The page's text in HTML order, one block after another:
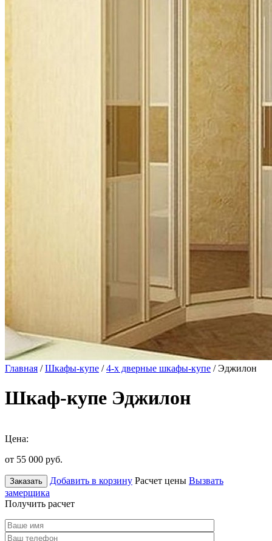
Главная /Шкафы-купе /4-х дверные шкафы-купе / Эджилон
Шкаф-купе Эджилон
Цена:
от 55 000 руб.
Заказать Добавить в корзину Расчет цены Вызвать
замерщика
Получить расчет